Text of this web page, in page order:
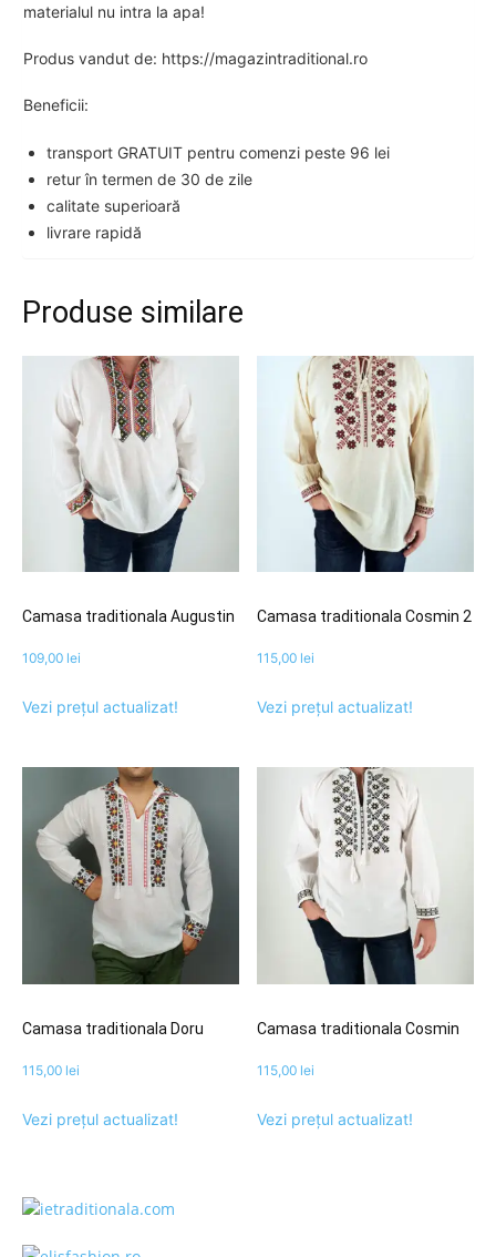
materialul nu intra la apa!
Produs vandut de: https://magazintraditional.ro
Beneficii:
transport GRATUIT pentru comenzi peste 96 lei
retur în termen de 30 de zile
calitate superioară
livrare rapidă
Produse similare
Camasa traditionala Augustin
109,00 lei
Vezi prețul actualizat!
Camasa traditionala Cosmin 2
115,00 lei
Vezi prețul actualizat!
Camasa traditionala Doru
115,00 lei
Vezi prețul actualizat!
Camasa traditionala Cosmin
115,00 lei
Vezi prețul actualizat!